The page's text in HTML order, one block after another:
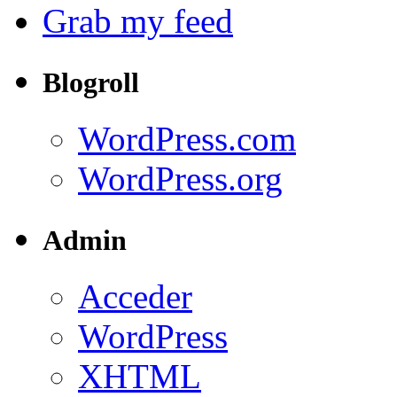
Grab my feed
Blogroll
WordPress.com
WordPress.org
Admin
Acceder
WordPress
XHTML